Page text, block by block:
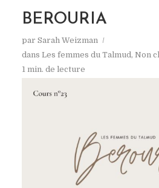
parSarah Weizman
Ajouter votre
BEROURIA
par Sarah Weizman
dans Les femmes du Talmud, Non
1 min. de lecture